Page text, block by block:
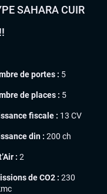
SAHARA CUIR
de portes : 5
de places : 5
fiscale : 13 CV
din : 200 ch
: 2
de CO2 : 230